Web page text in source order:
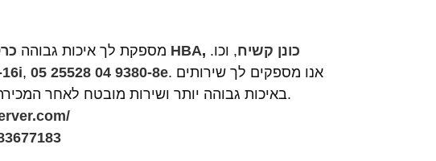
STOR Technology Limited מספקת לך איכות גבוהה כרטיס HBA, כונן קשיח, וכו.
, 05 25528 04 9380-8e.
באיכות גבוהה יותר ושירות מובטח לאחר המכירה. מוזמן לבקר אותנו ולדון איתנו במוצרים קשורים.